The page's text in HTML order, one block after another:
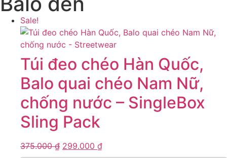
Sale!
Túi đeo chéo Hàn Quốc,
Balo quai chéo Nam Nữ,
chống nước – SingleBox
Sling Pack
375.000₫ 299.000 ₫